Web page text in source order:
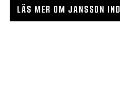
LÄS MER OM JANSSON